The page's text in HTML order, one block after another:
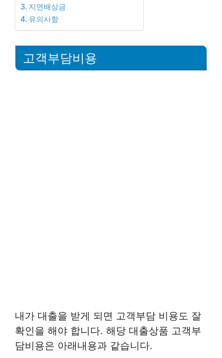
지연배상금
유의사항
고객부담비용
내가 대출을 받게 되면 고객부담 비용도 잘
확인을 해야 합니다. 해당 대출상품 고객부
담비용은 아래내용과 같습니다.